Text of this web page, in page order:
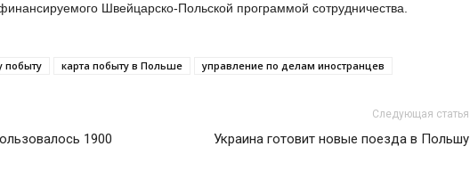
Швейцарско-Польской программой сотрудничества.
побыту карта побыту в Польше управление по делам иностранцев
1900
Следующая статья
Украина готовит новые поезда в Польшу